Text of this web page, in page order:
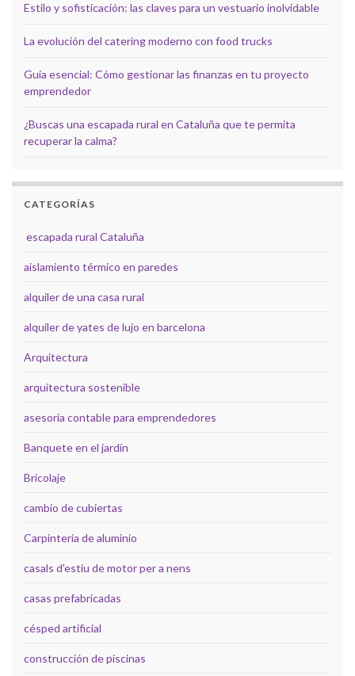
Estilo y sofisticación: las claves para un vestuario inolvidable
La evolución del catering moderno con food trucks
Guía esencial: Cómo gestionar las finanzas en tu proyecto
emprendedor
¿Buscas una escapada rural en Cataluña que te permita
recuperar la calma?
CATEGORÍAS
escapada rural Cataluña
aislamiento térmico en paredes
alquiler de una casa rural
alquiler de yates de lujo en barcelona
Arquitectura
arquitectura sostenible
asesoría contable para emprendedores
Banquete en el jardín
Bricolaje
cambio de cubiertas
Carpintería de aluminio
casals d'estiu de motor per a nens
casas prefabricadas
césped artificial
construcción de piscinas